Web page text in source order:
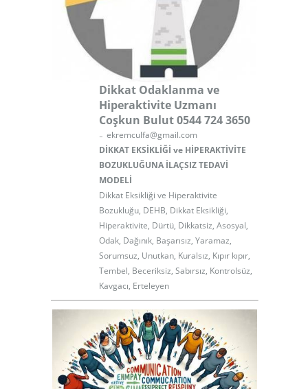
Dikkat Odaklanma ve
Hiperaktivite Uzmanı
Coşkun Bulut 0544 724 3650
- ekremculfa@gmail.com
DİKKAT EKSİKLİĞİ ve HİPERAKTİVİTE
BOZUKLUĞUNA İLAÇSIZ TEDAVİ
MODELİ
Dikkat Eksikliği ve Hiperaktivite
Bozukluğu, DEHB, Dikkat Eksikliği,
Hiperaktivite, Dürtü, Dikkatsiz, Asosyal,
Odak, Dağınık, Başarısız, Yaramaz,
Sorumsuz, Unutkan, Kuralsız, Kıpır kıpır,
Tembel, Beceriksiz, Sabırsız, Kontrolsüz,
Kavgacı, Erteleyen